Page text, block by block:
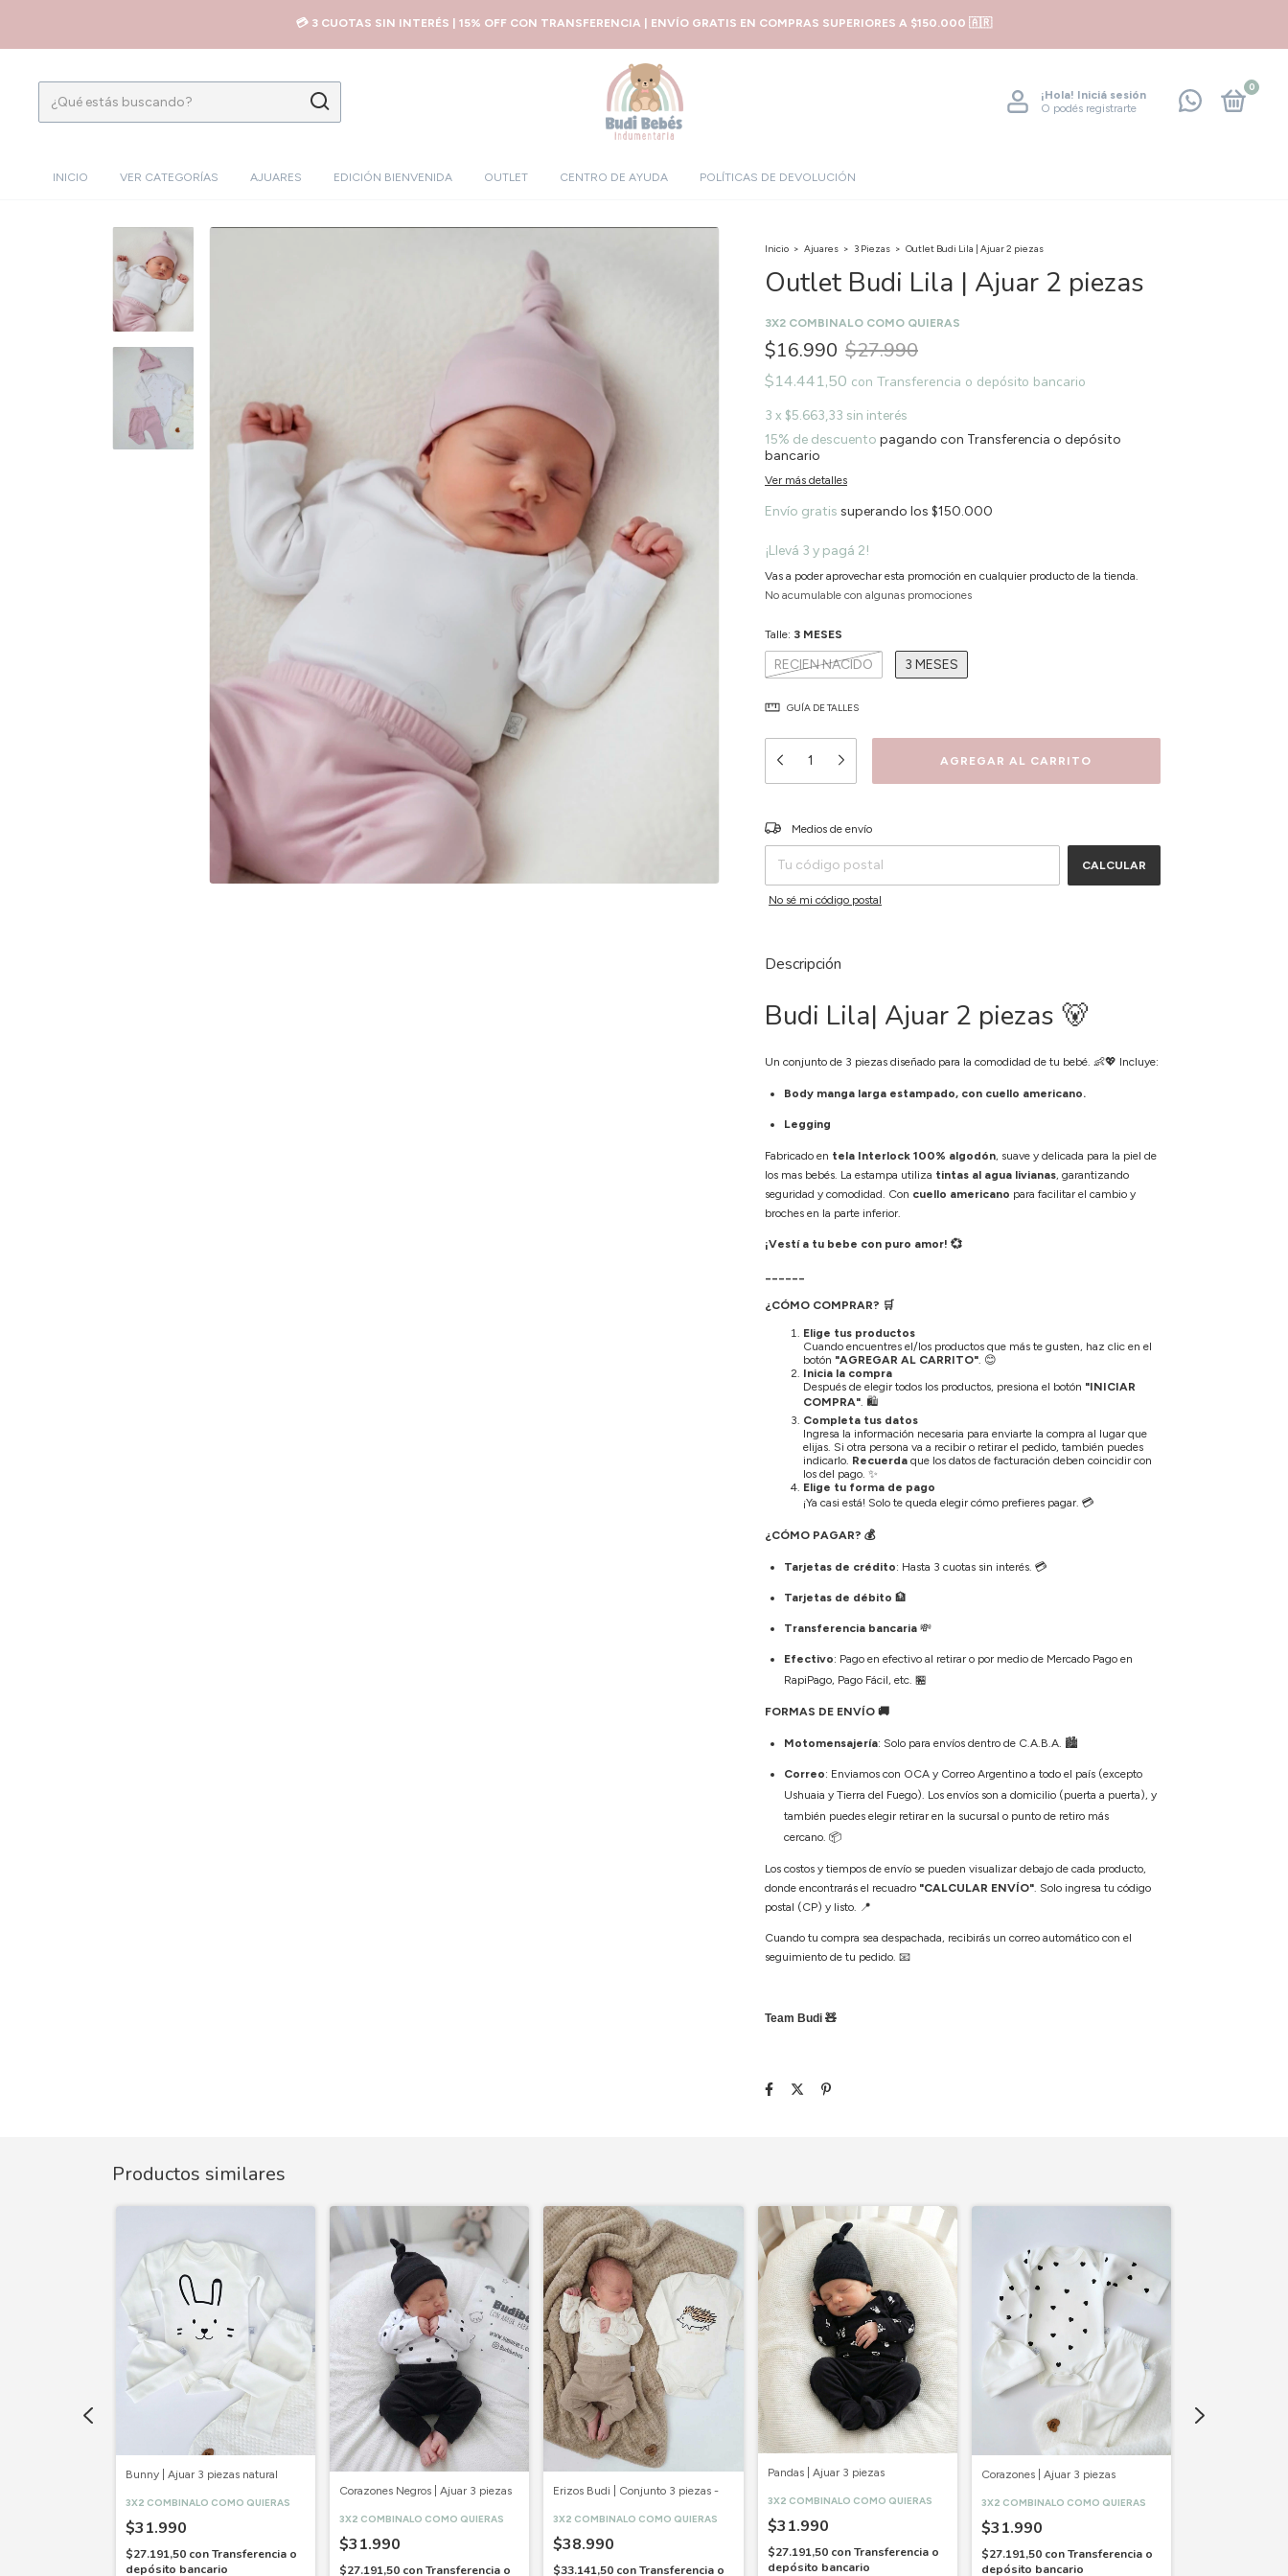
💳 3 CUOTAS SIN INTERÉS | 15% OFF CON TRANSFERENCIA | ENVÍO GRATIS EN COMPRAS SUPERIORES A $150.000 🇦🇷
¡Hola! Iniciá sesión
O podés registrarte
0
INICIO VER CATEGORÍAS AJUARES EDICIÓN BIENVENIDA OUTLET CENTRO DE AYUDA POLÍTICAS DE DEVOLUCIÓN
Inicio > Ajuares > 3 Piezas > Outlet Budi Lila | Ajuar 2 piezas
Outlet Budi Lila | Ajuar 2 piezas
3X2 COMBINALO COMO QUIERAS
$16.990 $27.990
$14.441,50 con Transferencia o depósito bancario
3 x $5.663,33 sin interés
15% de descuento pagando con Transferencia o depósito
bancario
Ver más detalles
Envío gratis superando los $150.000
¡Llevá 3 y pagá 2!
Vas a poder aprovechar esta promoción en cualquier producto de la tienda.
No acumulable con algunas promociones
Talle: 3 MESES
RECIEN NACIDO 3 MESES
GUÍA DE TALLES
Entregas para el CP:
Medios de envío
CALCULAR
No sé mi código postal
Descripción
Budi Lila| Ajuar 2 piezas 🐻
Un conjunto de 3 piezas diseñado para la comodidad de tu bebé. 👶💖 Incluye:
Body manga larga estampado, con cuello americano.
Legging
Fabricado en tela Interlock 100% algodón, suave y delicada para la piel de
los mas bebés. La estampa utiliza tintas al agua livianas, garantizando
seguridad y comodidad. Con cuello americano para facilitar el cambio y
broches en la parte inferior.
¡Vestí a tu bebe con puro amor! 💞
¿CÓMO COMPRAR? 🛒
Elige tus productos
Cuando encuentres el/los productos que más te gusten, haz clic en el
botón "AGREGAR AL CARRITO" 😊
Inicia la compra
Después de elegir todos los productos, presiona el botón "INICIAR
COMPRA" 🛍️
Completa tus datos
Ingresa la información necesaria para enviarte la compra al lugar que
elijas. Si otra persona va a recibir o retirar el pedido, también puedes
indicarlo. Recuerda que los datos de facturación deben coincidir con
los del pago. ✨
Elige tu forma de pago
¡Ya casi está! Solo te queda elegir cómo prefieres pagar. 💳
¿CÓMO PAGAR? 💰
Tarjetas de crédito: Hasta 3 cuotas sin interés. 💳
Tarjetas de débito 🏦
Transferencia bancaria 💸
Efectivo: Pago en efectivo al retirar o por medio de Mercado Pago en
RapiPago, Pago Fácil, etc. 🏪
FORMAS DE ENVÍO 🚚
Motomensajería: Solo para envíos dentro de C.A.B.A. 🏙️
Correo: Enviamos con OCA y Correo Argentino a todo el país (excepto
Ushuaia y Tierra del Fuego). Los envíos son a domicilio (puerta a puerta), y
también puedes elegir retirar en la sucursal o punto de retiro más
cercano. 📦
Los costos y tiempos de envío se pueden visualizar debajo de cada producto,
donde encontrarás el recuadro "CALCULAR ENVÍO" . Solo ingresa tu código
postal (CP) y listo.
📍
Cuando tu compra sea despachada, recibirás un correo automático con el
seguimiento de tu pedido. 📧
Team Budi 🧸
Productos similares
Bunny | Ajuar 3 piezas natural
3X2 COMBINALO COMO QUIERAS
$31.990
$27.191,50 conTransferencia o
depósito bancario
Corazones Negros | Ajuar 3 piezas
3X2 COMBINALO COMO QUIERAS
$31.990
$27.191,50 conTransferencia o
Erizos Budi | Conjunto 3 piezas -
3X2 COMBINALO COMO QUIERAS
$38.990
$33.141,50 con Transferencia o
Pandas | Ajuar 3 piezas
3X2 COMBINALO COMO QUIERAS
$31.990
$27.191,50 con Transferencia o
depósito bancario
Corazones | Ajuar 3 piezas
3X2 COMBINALO COMO QUIERAS
$31.990
$27.191,50 con Transferencia o
depósito bancario